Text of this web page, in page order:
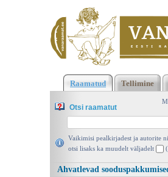
Klõpsa siia , et näha täielikku
Maleaabits kõigile, Jüri
Raamatud Tellimine
Otsi raamatut
Vaikimisi pealkirjadest ja autorite
otsi lisaks ka muudelt väljadelt
Ahvatlevad